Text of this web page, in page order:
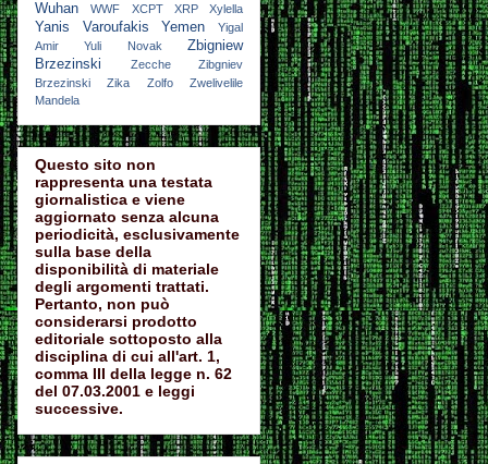
Wuhan
WWF XCPT XRP Xylella
Yanis Varoufakis Yemen
Yigal
Amir
Yuli Novak
Zbigniew
Brzezinski
Zecche
Zibgniev
Brzezinski
Zika Zolfo
Zwelivelile
Mandela
Questo sito non
rappresenta una testata
giornalistica e viene
aggiornato senza alcuna
periodicità, esclusivamente
sulla base della
disponibilità di materiale
degli argomenti trattati.
Pertanto, non può
considerarsi prodotto
editoriale sottoposto alla
disciplina di cui all'art. 1,
comma III della legge n. 62
del 07.03.2001 e leggi
successive.